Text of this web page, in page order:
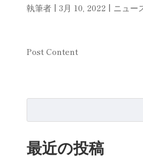
執筆者 | 3月 10, 2022 | ニュー
Post Content
最近の投稿